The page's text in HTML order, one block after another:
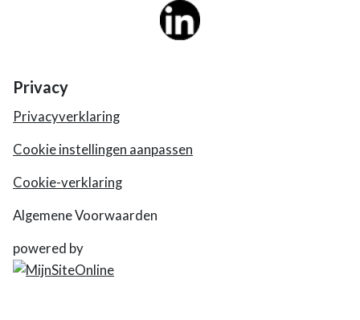
Privacy
Privacyverklaring
Cookie instellingen aanpassen
Cookie-verklaring
Algemene Voorwaarden
powered by